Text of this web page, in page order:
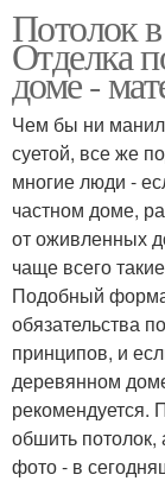
Потолки в
Потолки в
Потолок
Отделка
доме -
Чем бы ни манил
суетой, все же
многие люди -
частном доме,
от оживленных
чаще всего
Подобный
обязательства
принципов, и
деревянном
рекомендуется.
обшить
фото - в